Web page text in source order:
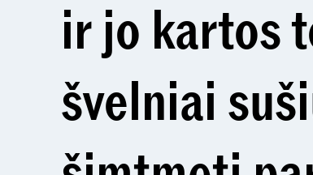
ir jo kartos
švelniai